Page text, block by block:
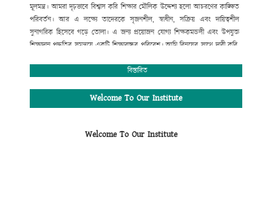
মূলমন্ত্র। আমরা দৃঢ়ভাবে বিশ্বাস করি শিক্ষার মৌলিক উদ্দেশ্য হলো আচরণের কাঙ্ক্ষিত
পরিবর্তন। আর এ লক্ষ্যে তাদেরকে সৃজনশীল,স্বাধীন,সক্রিয় এবং দায়িত্বশীল
সুনাগরিক হিসেবে গড়ে তোলা। এ জন্য প্রয়োজন যোগ্য শিক্ষকমন্ডলী এবং উপযুক্ত
শিক্ষাদান পদ্ধতির সমন্বয়ে একটি শিক্ষাবান্ধব পরিবেশ। আমি বিনয়ের সাথে দাবী করি,
প্রতিষ্ঠানটিতে
প্রধান শিক্ষক (ভারপ্রাপ্ত)
বিস্তারিত
Welcome To Our Institute
Welcome To Our Institute